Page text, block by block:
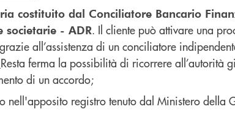
costituito dal Conciliatore Bancario
societarie - ADR. Il cliente può attivare una
all’assistenza di un conciliatore
Resta ferma la possibilità di ricorrere
di un accordo;
nell'apposito registro tenuto dal Ministero della